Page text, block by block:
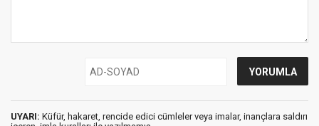
UYARI: Küfür, hakaret, rencide edici cümleler veya imalar, inançlara saldırı